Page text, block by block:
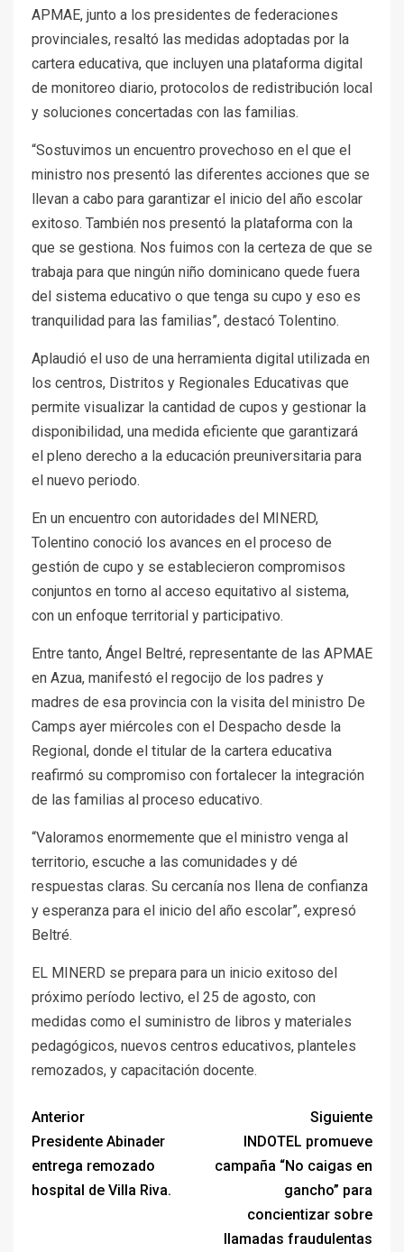
APMAE, junto a los presidentes de federaciones
provinciales, resaltó las medidas adoptadas por la
cartera educativa, que incluyen una plataforma digital
de monitoreo diario, protocolos de redistribución local
y soluciones concertadas con las familias.
“Sostuvimos un encuentro provechoso en el que el
ministro nos presentó las diferentes acciones que se
llevan a cabo para garantizar el inicio del año escolar
exitoso. También nos presentó la plataforma con la
que se gestiona. Nos fuimos con la certeza de que se
trabaja para que ningún niño dominicano quede fuera
del sistema educativo o que tenga su cupo y eso es
tranquilidad para las familias”, destacó Tolentino.
Aplaudió el uso de una herramienta digital utilizada en
los centros, Distritos y Regionales Educativas que
permite visualizar la cantidad de cupos y gestionar la
disponibilidad, una medida eficiente que garantizará
el pleno derecho a la educación preuniversitaria para
el nuevo periodo.
En un encuentro con autoridades del MINERD,
Tolentino conoció los avances en el proceso de
gestión de cupo y se establecieron compromisos
conjuntos en torno al acceso equitativo al sistema,
con un enfoque territorial y participativo.
Entre tanto, Ángel Beltré, representante de las APMAE
en Azua, manifestó el regocijo de los padres y
madres de esa provincia con la visita del ministro De
Camps ayer miércoles con el Despacho desde la
Regional, donde el titular de la cartera educativa
reafirmó su compromiso con fortalecer la integración
de las familias al proceso educativo.
“Valoramos enormemente que el ministro venga al
territorio, escuche a las comunidades y dé
respuestas claras. Su cercanía nos llena de confianza
y esperanza para el inicio del año escolar”, expresó
Beltré.
EL MINERD se prepara para un inicio exitoso del
próximo período lectivo, el 25 de agosto, con
medidas como el suministro de libros y materiales
pedagógicos, nuevos centros educativos, planteles
remozados, y capacitación docente.
Anterior
Presidente Abinader
entrega remozado
hospital de Villa Riva.
Siguiente
INDOTEL promueve
campaña “No caigas en
gancho” para
concientizar sobre
llamadas fraudulentas